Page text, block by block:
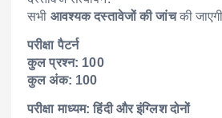
सभी आवश्यक दस्तावेजों की जांचकी
परीक्षा पैटर्न
कुल प्रश्न: 100
कुल अंक: 100
परीक्षा माध्यम: हिंदी और इंग्लिश दोनों